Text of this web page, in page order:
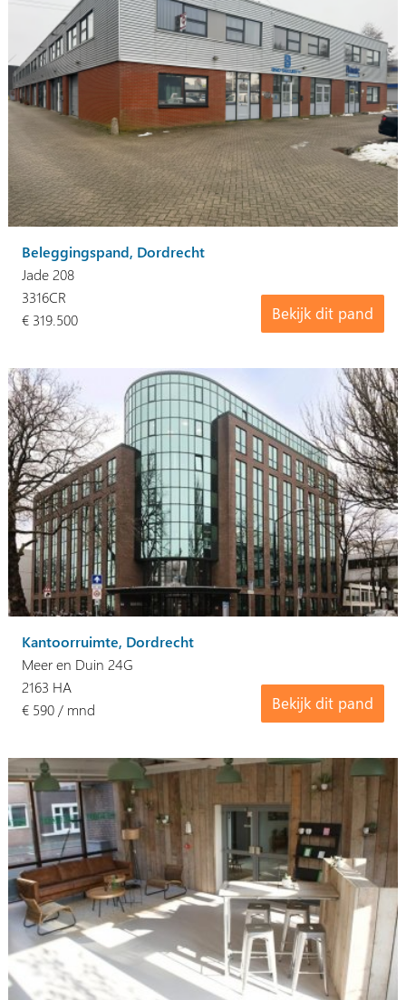
Beleggingspand, Dordrecht
Jade 208
Bekijk dit pand
3316CR
€ 319.500
Kantoorruimte, Dordrecht
Meer en Duin 24G
Bekijk dit pand
2163 HA
€ 590 / mnd